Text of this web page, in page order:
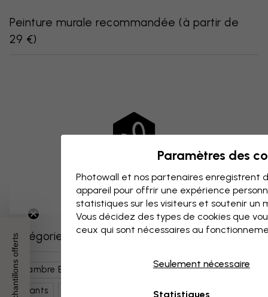
Peinture murale recommandée (à partir de
29 €)
Catégories similaires
Chambre Enfant
Forêts Et Arbres
Enfants
Animaux Mignons
3 échantillons offerts
Paramètres des
Photowall et nos partenaires enregistrent
appareil pour offrir une expérience
statistiques sur les visiteurs et soutenir un
Vous décidez des types de cookies que
ceux qui sont nécessaires au
Seulement nécessaire
Statistiques